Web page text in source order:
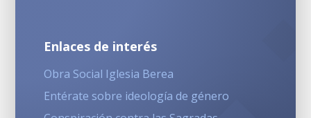
Enlaces de interés
Obra Social Iglesia Berea
Entérate sobre ideología de género